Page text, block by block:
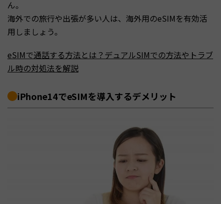
ん。
海外での旅行や出張が多い人は、海外用のeSIMを有効活
用しましょう。
eSIMで通話する方法とは？デュアルSIMでの方法やトラブ
ル時の対処法を解説
iPhone14でeSIMを導入するデメリット